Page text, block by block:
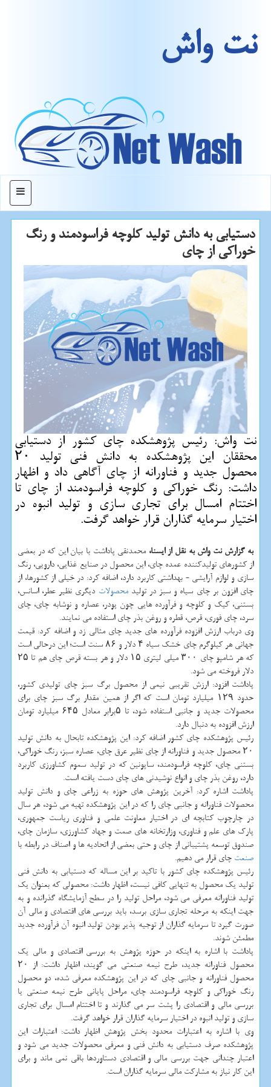
نت واش
منو
دستیابی به دانش تولید كلوچه فراسودمند و رنگ
خوراكی از چای
نت واش: رئیس پژوهشكده چای كشور از دستیابی
محققان این پژوهشكده به دانش فنی تولید ۲۰
محصول جدید و فناورانه از چای آگاهی داد و اظهار
داشت: رنگ خوراكی و كلوچه فراسودمند از چای تا
اختتام امسال برای تجاری سازی و تولید انبوه در
اختیار سرمایه گذاران قرار خواهد گرفت.
به گزارش نت واش به نقل از ایسنا،محمدنقی پاداشت با بیان این كه در بعضی
از كشورهای تولیدكننده عمده چای، این محصول در صنایع غذایی، دارویی، رنگ
سازی و لوازم آرایشی - بهداشتی كاربرد دارد، اضافه كرد: در خیلی از كشورها، از
چای افزون بر چای سیاه و سبز در تولیدمحصولات دیگری نظیر عطر، اسانس،
بستنی، كیك و كلوچه و فرآورده هایی چون پودر، عصاره و نوشابه چای، چای
سرد، چای فوری، قرص، قطره و روغن بذر چای استفاده می نمایند.
وی درباب ارزش افزوده فرآورده های جدید چای مثالی زد و اضافه كرد: قیمت
جهانی هر كیلوگرم چای خشك سیاه ۴ دلار و ۸۶ سنت است؛ این درحالی است
كه هر شامپو چای ۳۰۰ میلی لیتری ۱۵ دلار و هر بسته قرص چای هم تا ۲۵
دلار فروخته می شود.
پاداشت افزود: ارزش تقریبی نیمی از محصول برگ سبز چای تولیدی كشور،
حدود ۱۲۹ میلیارد تومان است كه اگر از همین مقدار برگ سبز چای برای
محصولات جدید و جانبی استفاده شود، تا ۵برابر معادل ۶۴۵ میلیارد تومان
ارزش افزوده به دنبال دارد.
رئیس پژوهشكده چای كشور اضافه كرد: این پژوهشكده تابحال به دانش تولید
۲۰ محصول جدید و فناورانه از چای نظیر عرق چای، عصاره سبز، رنگ خوراكی،
بستنی چای، كلوچه فراسودمند، ساپونین كه در تولید سموم كشاورزی كاربرد
دارد، روغن بذر چای و انواع نوشیدنی های چای دست یافته است.
پاداشت اشاره كرد: آخرین پژوهش های حوزه به زراعی چای و دانش تولید
محصولات فناورانه و جانبی چای را كه در این پژوهشكده تهیه می شود، هر سال
در چارچوب كتابچه ای در اختیار معاونت علمی و فناوری ریاست جمهوری،
پارك های علم و فناوری، وزارتخانه های صمت و جهاد كشاورزی، سازمان چای،
صندوق توسعه پشتیبانی از چای و حتی بعضی از اتحادیه ها و اصناف در رابطه با
صنعت چای قرار می دهیم.
رئیس پژوهشكده چای كشور با تاكید بر این مساله كه دستیابی به دانش فنی
تولید یك محصول به تنهایی كافی نیست، اظهار داشت: محصولی كه بعنوان یك
تولید فناورانه معرفی می شود، مراحل تولید را در سطح آزمایشگاه گذرانده و به
جهت اینكه به مرحله تجاری سازی برسد، باید بررسی های اقتصادی و مالی آن
صورت گیرد تا سرمایه گذاران از توجیه پذیر بودن تولید انبوه آن فرآورده جدید
مطمئن شوند.
پاداشت با اشاره به اینكه در حوزه پژوهش به بررسی اقتصادی و مالی یك
محصول فناورانه جدید، طرح نیمه صنعتی می گویند، اظهار داشت: از ۲۰
محصول فناورانه و جانبی چای كه در این پژوهشكده معرفی شده، دو محصول
رنگ خوراكی و كلوچه فراسودمند چای، مراحل پایانی طرح نیمه صنعتی یا
بررسی مالی و اقتصادی را پشت سر می گذارند و تا اختتام امسال برای تجاری
سازی و تولید انبوه در اختیار سرمایه گذاران قرار خواهد گرفت.
وی با اشاره به اعتبارات محدود بخش پژوهش اظهار داشت: اعتبارات این
پژوهشكده صرف دستیابی به دانش فنی و معرفی محصولات جدید می شود و
اعتبار چندانی جهت بررسی مالی و اقتصادی دستاوردها باقی نمی ماند و برای
این كار نیاز به مشاركت مالی سرمایه گذاران است.